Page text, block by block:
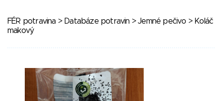
FÉR potravina > Databáze potravin >Jemné pečivo > Koláč
makový